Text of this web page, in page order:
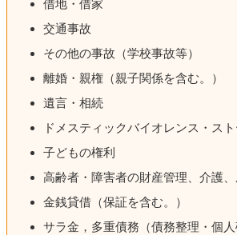
借地・借家
交通事故
その他の事故（学校事故等）
離婚・親権（親子関係を含む。）
遺言・相続
ドメスティックバイオレンス・ス
子どもの権利
高齢者・障害者の財産管理、介護
金銭貸借（保証を含む。）
サラ金，多重債務（債務整理・個